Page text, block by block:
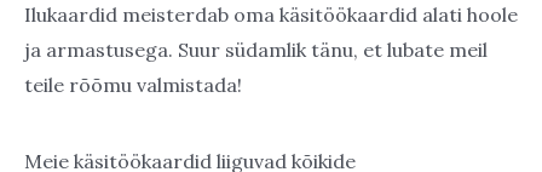
Ilukaardid meisterdab oma käsitöökaardid alati hoole
ja armastusega. Suur südamlik tänu, et lubate meil
teile rõõmu valmistada!
Meie käsitöökaardid liiguvad kõikide